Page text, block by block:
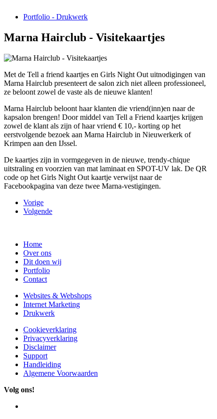
Portfolio - Drukwerk
Marna Hairclub - Visitekaartjes
Met de Tell a friend kaartjes en Girls Night Out uitnodigingen van
Marna Hairclub presenteert de salon zich niet alleen professioneel,
ze beloont zowel de vaste als de nieuwe klanten!
Marna Hairclub beloont haar klanten die vriend(inn)en naar de
kapsalon brengen! Door middel van Tell a Friend kaartjes krijgen
zowel de klant als zijn of haar vriend € 10,- korting op het
eerstvolgende bezoek aan Marna Hairclub in Nieuwerkerk of
Krimpen aan den IJssel.
De kaartjes zijn in vormgegeven in de nieuwe, trendy-chique
uitstraling en voorzien van mat laminaat en SPOT-UV lak. De QR
code op het Girls Night Out kaartje verwijst naar de
Facebookpagina van deze twee Marna-vestigingen.
Vorige
Volgende
Home
Over ons
Dit doen wij
Portfolio
Contact
Websites & Webshops
Internet Marketing
Drukwerk
Cookieverklaring
Privacyverklaring
Disclaimer
Support
Handleiding
Algemene Voorwaarden
Volg ons!